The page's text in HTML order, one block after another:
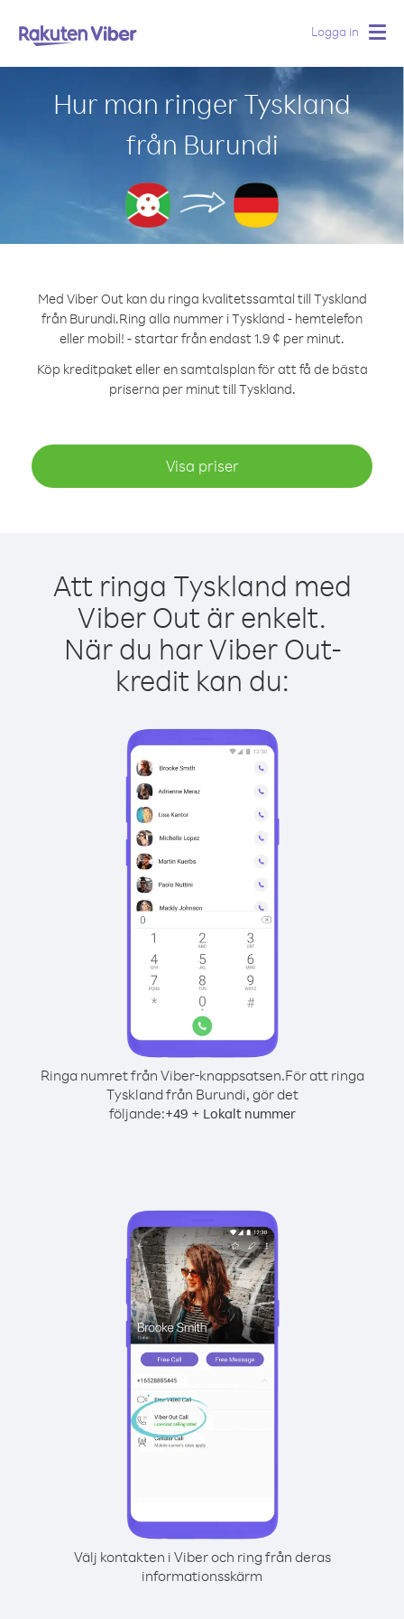
Logga in
Hur man ringer Tyskland
från Burundi
Med Viber Out kan du ringa kvalitetssamtal till Tyskland
från Burundi.Ring alla nummer i Tyskland - hemtelefon
eller mobil! - startar från endast 1.9 ¢ per minut.
Köp kreditpaket eller en samtalsplan för att få de bästa
priserna per minut till Tyskland.
Visa priser
Att ringa Tyskland med
Viber Out är enkelt.
När du har Viber Out-
kredit kan du:
Ringa numret från Viber-knappsatsen.För att ringa
Tyskland från Burundi, gör det
följande:+49 + Lokalt nummer
Välj kontakten i Viber och ring från deras
informationsskärm